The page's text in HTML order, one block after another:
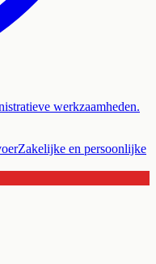
werkzaamheden.
Zakelijke en persoonlijke